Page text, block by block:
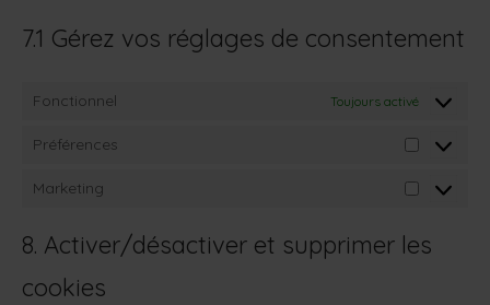
7.1 Gérez vos réglages de consentement
Fonctionnel Toujours activé
Préférences
Marketing
Marketing
8. Activer/désactiver et supprimer les
cookies